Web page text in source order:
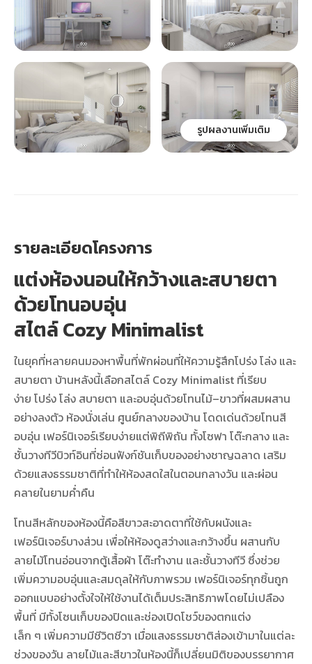
รูปผลงานเพิ่มเติม
รายละเอียดโครงการ
แต่งห้องนอนให้กว้างและสบายตา
ด้วยโทนอบอุ่น
สไตล์ Cozy Minimalist
ในยุคที่หลายคนมองหาพื้นที่พักผ่อนที่ให้ความรู้สึกโปร่ง โล่ง และ
สบายตา บ้านหลังนี้เลือกสไตล์ Cozy Minimalist ที่เรียบ
ง่าย โปร่ง โล่ง สบายตา และอบอุ่นด้วยโทนไม้–ขาวที่ผสมผสาน
อย่างลงตัว ห้องนั่งเล่น ศูนย์กลางของบ้าน โดดเด่นด้วยโทนสี
อบอุ่น เฟอร์นิเจอร์เรียบง่ายแต่พิถีพิถัน ทั้งโซฟา โต๊ะกลาง และ
ชั้นวางทีวีบิวท์อินที่ซ่อนฟังก์ชันเก็บของอย่างชาญฉลาด เสริม
ด้วยแสงธรรมชาติที่ทำให้ห้องสดใสในตอนกลางวัน และผ่อน
คลายในยามค่ำคืน
โทนสีหลักของห้องนี้คือสีขาวสะอาดตาที่ใช้กับผนังและ
เฟอร์นิเจอร์บางส่วน เพื่อให้ห้องดูสว่างและกว้างขึ้น ผสานกับ
ลายไม้โทนอ่อนจากตู้เสื้อผ้า โต๊ะทำงาน และชั้นวางทีวี ซึ่งช่วย
เพิ่มความอบอุ่นและสมดุลให้กับภาพรวม เฟอร์นิเจอร์ทุกชิ้นถูก
ออกแบบอย่างตั้งใจให้ใช้งานได้เต็มประสิทธิภาพโดยไม่เปลือง
พื้นที่ มีทั้งโซนเก็บของปิดและช่องเปิดโชว์ของตกแต่ง
เล็ก ๆ เพิ่มความมีชีวิตชีวา เมื่อแสงธรรมชาติส่องเข้ามาในแต่ละ
ช่วงของวัน ลายไม้และสีขาวในห้องนี้ก็เปลี่ยนมิติของบรรยากาศ